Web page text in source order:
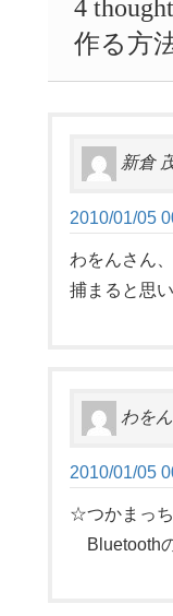
4
作る方
新倉
2010/01/05
わをんさん
捕まると思
わをん
2010/01/05
☆つかまっち
Bluetooth